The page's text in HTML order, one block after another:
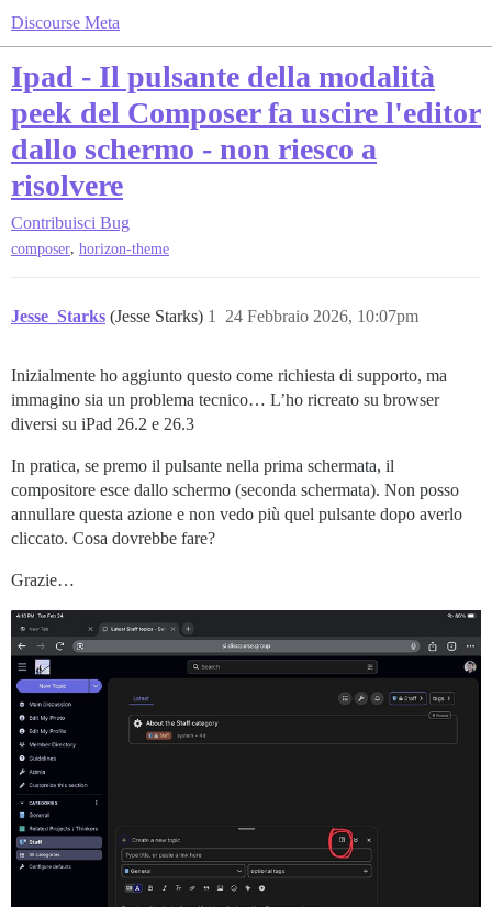
Discourse Meta
Ipad - Il pulsante della modalità
peek del Composer fa uscire l'editor
dallo schermo - non riesco a
risolvere
Contribuisci Bug
composer, horizon-theme
Jesse_Starks (Jesse Starks) 24 Febbraio 2026, 10:07pm
1
Inizialmente ho aggiunto questo come richiesta di supporto, ma
immagino sia un problema tecnico… L’ho ricreato su browser
diversi su iPad 26.2 e 26.3
In pratica, se premo il pulsante nella prima schermata, il
compositore esce dallo schermo (seconda schermata). Non posso
annullare questa azione e non vedo più quel pulsante dopo averlo
cliccato. Cosa dovrebbe fare?
Grazie…